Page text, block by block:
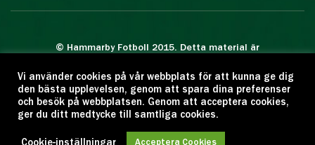
© Hammarby Fotboll 2015. Detta material är
Eftertryck eller annan kopiering är förbjuden.
Citera oss gärna men ange källan:
www.hammarbyfotboll.se. Ansvarig utgivare:
Love Gustafsson.
Vi använder cookies på vår webbplats för att kunna ge dig
den bästa upplevelsen, genom att spara dina preferenser
och besök på webbplatsen. Genom att acceptera cookies,
ger du ditt medtycke till samtliga cookies.
Cookie-inställningar Acceptera Cookies